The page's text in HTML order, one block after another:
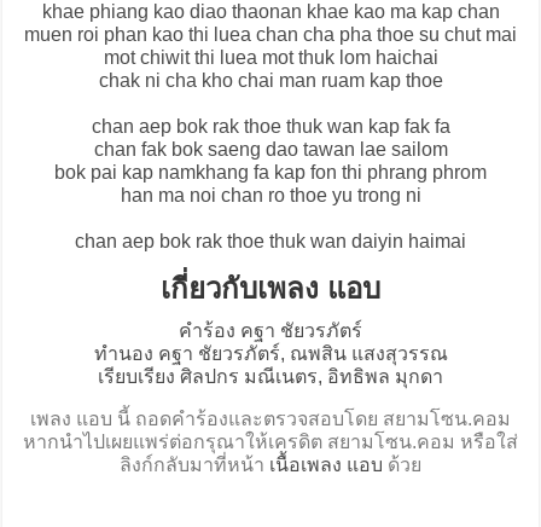
khae phiang kao diao thaonan khae kao ma kap chan
muen roi phan kao thi luea chan cha pha thoe su chut mai
mot chiwit thi luea mot thuk lom haichai
chak ni cha kho chai man ruam kap thoe
chan aep bok rak thoe thuk wan kap fak fa
chan fak bok saeng dao tawan lae sailom
bok pai kap namkhang fa kap fon thi phrang phrom
han ma noi chan ro thoe yu trong ni
chan aep bok rak thoe thuk wan daiyin haimai
เกี่ยวกับเพลง แอบ
คำร้อง คฐา ชัยวรภัตร์
ทำนอง คฐา ชัยวรภัตร์, ณพสิน แสงสุวรรณ
เรียบเรียง ศิลปกร มณีเนตร, อิทธิพล มุกดา
เพลง แอบ นี้ ถอดคำร้องและตรวจสอบโดย สยามโซน.คอม
หากนำไปเผยแพร่ต่อกรุณาให้เครดิต สยามโซน.คอม หรือใส่
ลิงก์กลับมาที่หน้า เนื้อเพลง แอบ ด้วย